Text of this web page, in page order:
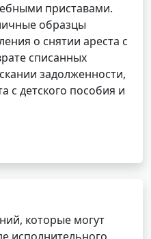
приставами.
образцы
о снятии ареста с
списанных
задолженности,
с детского пособия и
которые могут